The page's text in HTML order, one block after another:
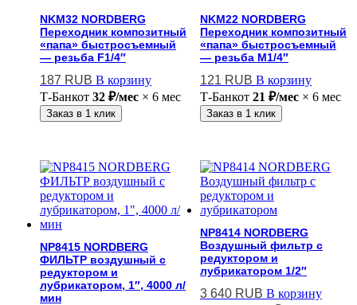
NKM32 NORDBERG
Переходник композитный
«папа» быстросъемный
— резьба F1/4″
187 RUB В корзину
Т-Банкот 32 ₽/мес × 6 мес
Заказ в 1 клик
NKM22 NORDBERG
Переходник композитный
«папа» быстросъемный
— резьба M1/4″
121 RUB В корзину
Т-Банкот 21 ₽/мес× 6 мес
Заказ в 1 клик
NP8415 NORDBERG
ФИЛЬТР воздушный с
редуктором и
лубрикатором, 1″, 4000 л/
мин
NP8414 NORDBERG
Воздушный фильтр с
редуктором и
лубрикатором 1/2″
3 640 RUB В корзину